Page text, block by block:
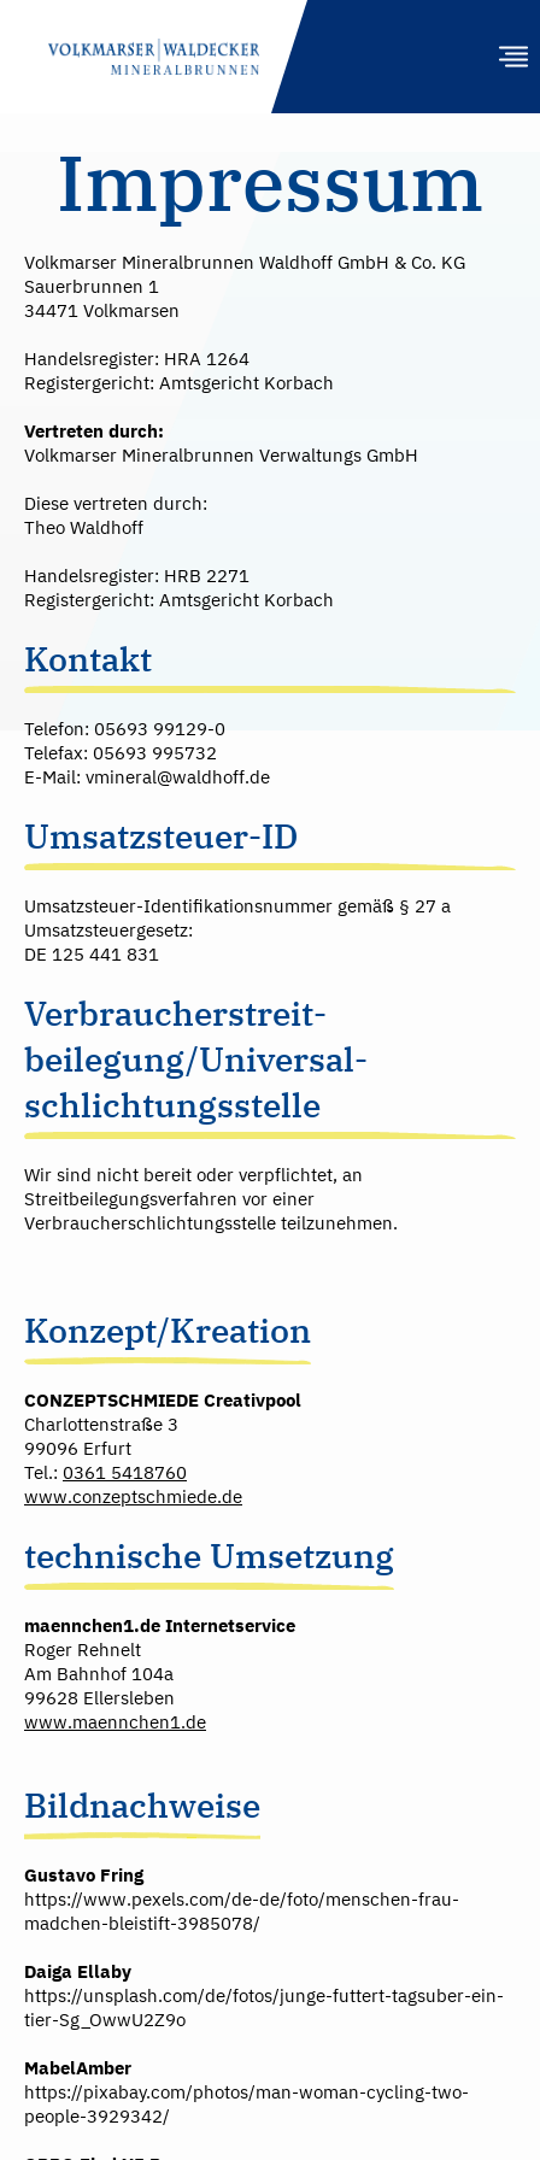
PRODUKTE
GASTRONOMIE
NACHHALTIGKEIT
ENGAGEMENT
HÄNDLER
KONTAKT
Impressum
Volkmarser Mineralbrunnen Waldhoff GmbH & Co. KG
Sauerbrunnen 1
34471 Volkmarsen
Handelsregister: HRA 1264
Registergericht: Amtsgericht Korbach
Vertreten durch:
Volkmarser Mineralbrunnen Verwaltungs GmbH
Diese vertreten durch:
Theo Waldhoff
Handelsregister: HRB 2271
Registergericht: Amtsgericht Korbach
Kontakt
Telefon: 05693 99129-0
Telefax: 05693 995732
E-Mail: vmineral@waldhoff.de
Umsatzsteuer-ID
Umsatzsteuer-Identifikationsnummer gemäß § 27 a
Umsatzsteuergesetz:
DE 125 441 831
Verbraucher­streit­
beilegung/Universal­
schlichtungs­stelle
Wir sind nicht bereit oder verpflichtet, an
Streitbeilegungsverfahren vor einer
Verbraucherschlichtungsstelle teilzunehmen.
Konzept/Kreation
CONZEPTSCHMIEDE Creativpool
Charlottenstraße 3
99096 Erfurt
Tel.: 0361 5418760
www.conzeptschmiede.de
technische Umsetzung
maennchen1.de Internetservice
Roger Rehnelt
Am Bahnhof 104a
99628 Ellersleben
www.maennchen1.de
Bildnachweise
Gustavo Fring
https://www.pexels.com/de-de/foto/menschen-frau-
madchen-bleistift-3985078/
Daiga Ellaby
https://unsplash.com/de/fotos/junge-futtert-tagsuber-ein-
tier-Sg_OwwU2Z9o
MabelAmber
https://pixabay.com/photos/man-woman-cycling-two-
people-3929342/